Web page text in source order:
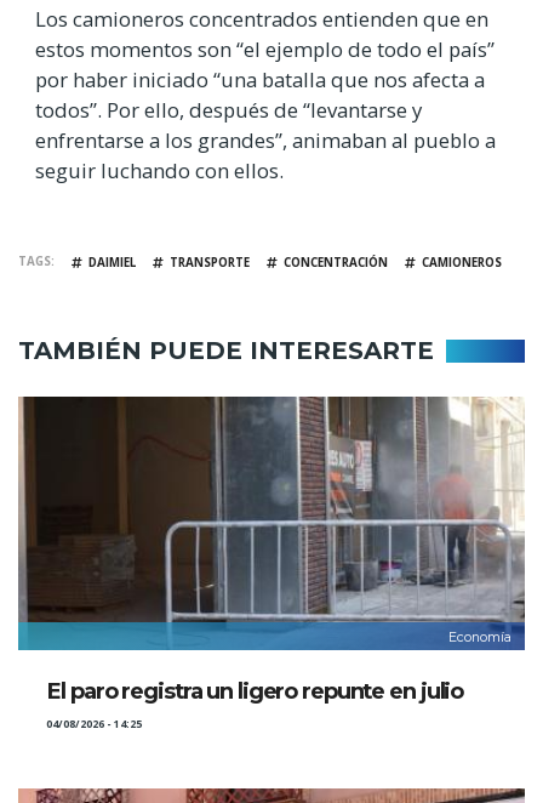
Los camioneros concentrados entienden que en
estos momentos son “el ejemplo de todo el país”
por haber iniciado “una batalla que nos afecta a
todos”. Por ello, después de “levantarse y
enfrentarse a los grandes”, animaban al pueblo a
seguir luchando con ellos.
TAGS DAIMIEL TRANSPORTE CONCENTRACIÓN CAMIONEROS
TAMBIÉN PUEDE INTERESARTE
Economía
El paro registra un ligero repunte en julio
04/08/2026 - 14:25